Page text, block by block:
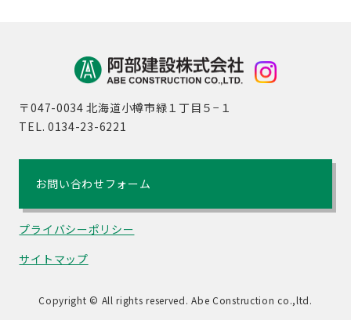
〒047-0034 北海道小樽市緑１丁目５−１
TEL. 0134-23-6221
お問い合わせフォーム
プライバシーポリシー
サイトマップ
Copyright © All rights reserved. Abe Construction co.,ltd.